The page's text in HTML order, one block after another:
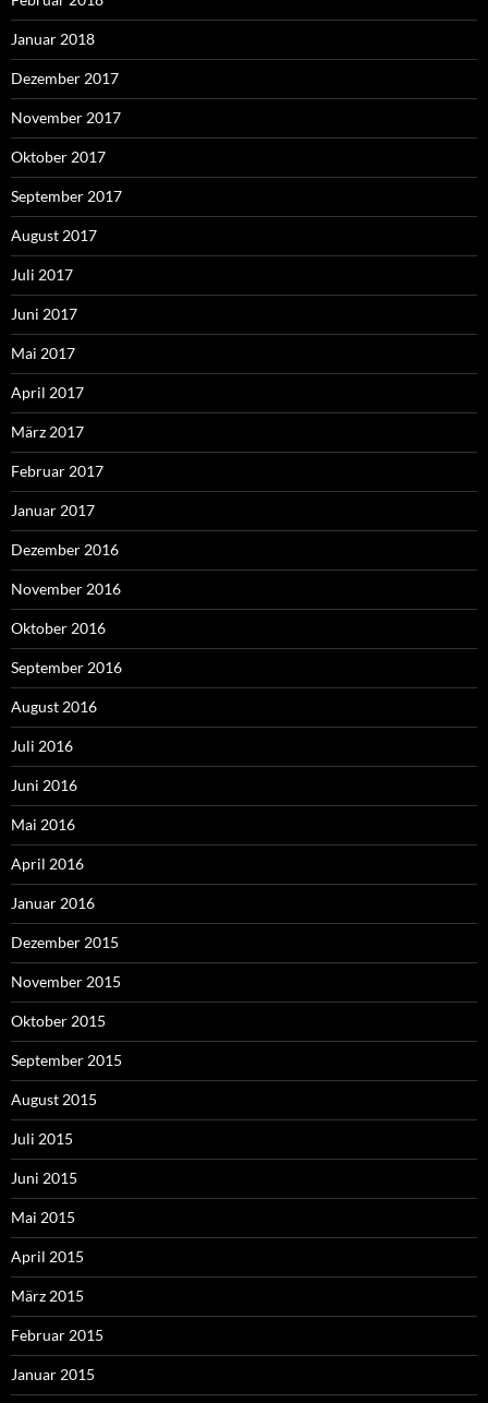
Januar 2018
Dezember 2017
November 2017
Oktober 2017
September 2017
August 2017
Juli 2017
Juni 2017
Mai 2017
April 2017
März 2017
Februar 2017
Januar 2017
Dezember 2016
November 2016
Oktober 2016
September 2016
August 2016
Juli 2016
Juni 2016
Mai 2016
April 2016
Januar 2016
Dezember 2015
November 2015
Oktober 2015
September 2015
August 2015
Juli 2015
Juni 2015
Mai 2015
April 2015
März 2015
Februar 2015
Januar 2015